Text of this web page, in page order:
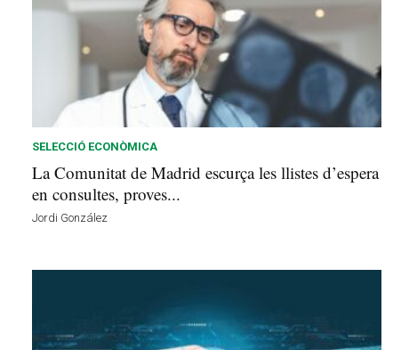
SELECCIÓ ECONÒMICA
La Comunitat de Madrid escurça les llistes d’espera
en consultes, proves...
Jordi González